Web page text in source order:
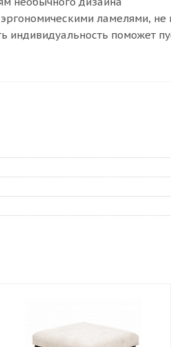
ламелями,
индивидуальность поможет